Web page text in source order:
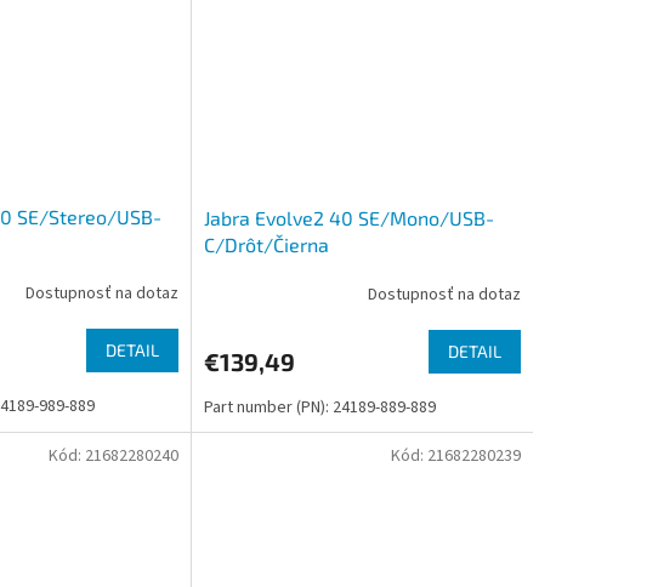
SE/Stereo/USB-
Dostupnosť na dotaz
DETAIL
989-889
Jabra Evolve2 40 SE/Mono/USB-
C/Drôt/Čierna
Dostupnosť na dotaz
€139,49 DETAIL
Part number (PN): 24189-889-889
Kód: 21682280240 Kód: 21682280239